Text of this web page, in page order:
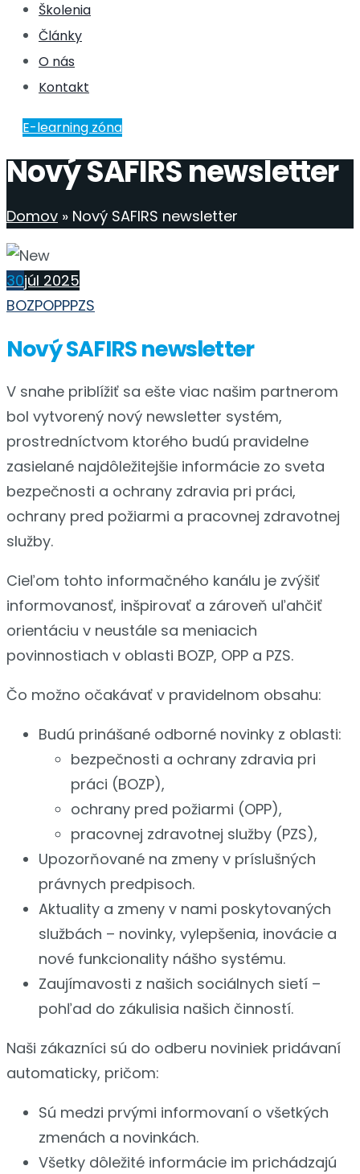
Školenia
Články
O nás
Kontakt
E-learning zóna
Nový SAFIRS newsletter
Domov » Nový SAFIRS newsletter
30júl 2025
BOZPOPPPZS
Nový SAFIRS newsletter
V snahe priblížiť sa ešte viac našim partnerom
bol vytvorený nový newsletter systém,
prostredníctvom ktorého budú pravidelne
zasielané najdôležitejšie informácie zo sveta
bezpečnosti a ochrany zdravia pri práci,
ochrany pred požiarmi a pracovnej zdravotnej
služby.
Cieľom tohto informačného kanálu je zvýšiť
informovanosť, inšpirovať a zároveň uľahčiť
orientáciu v neustále sa meniacich
povinnostiach v oblasti BOZP, OPP a PZS.
Čo možno očakávať v pravidelnom obsahu:
Budú prinášané odborné novinky z oblasti:
bezpečnosti a ochrany zdravia pri
práci (BOZP),
ochrany pred požiarmi (OPP),
pracovnej zdravotnej služby (PZS),
Upozorňované na zmeny v príslušných
právnych predpisoch.
Aktuality a zmeny v nami poskytovaných
službách – novinky, vylepšenia, inovácie a
nové funkcionality nášho systému.
Zaujímavosti z našich sociálnych sietí –
pohľad do zákulisia našich činností.
Naši zákazníci sú do odberu noviniek pridávaní
automaticky, pričom:
Sú medzi prvými informovaní o všetkých
zmenách a novinkách.
Všetky dôležité informácie im prichádzajú